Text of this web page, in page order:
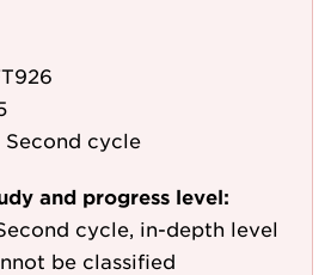
Second cycle
and progress level:
cycle, in-depth level
be classified